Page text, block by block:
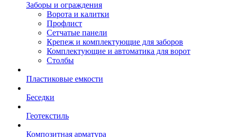
Заборы и ограждения
Ворота и калитки
Профлист
Сетчатые панели
Крепеж и комплектующие для заборов
Комплектующие и автоматика для ворот
Столбы
Пластиковые емкости
Беседки
Геотекстиль
Композитная арматура